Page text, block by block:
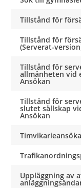
Tillstånd för
Tillstånd för
(Serverat-
Tillstånd för
allmänheten vid
Ansökan
Tillstånd för
slutet sällskap
Ansökan
Uppläggning av